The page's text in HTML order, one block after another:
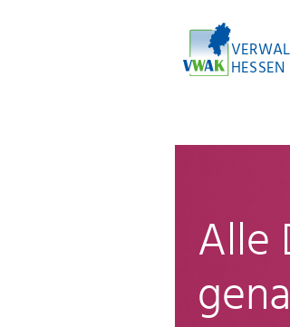
HESSEN
Alle